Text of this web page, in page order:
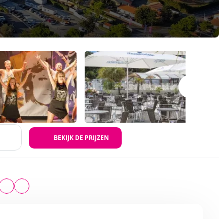
BEKIJK DE PRIJZEN